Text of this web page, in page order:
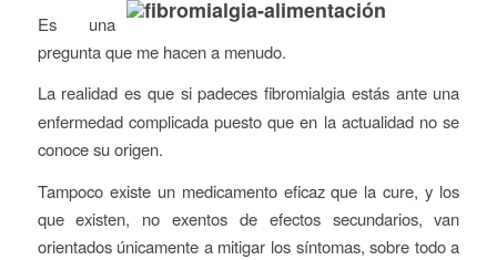
Es una
pregunta que me hacen a menudo.
La realidad es que si padeces fibromialgia estás ante una
enfermedad complicada puesto que en la actualidad no se
conoce su origen.
Tampoco existe un medicamento eficaz que la cure, y los
que existen, no exentos de efectos secundarios, van
orientados únicamente a mitigar los síntomas, sobre todo a